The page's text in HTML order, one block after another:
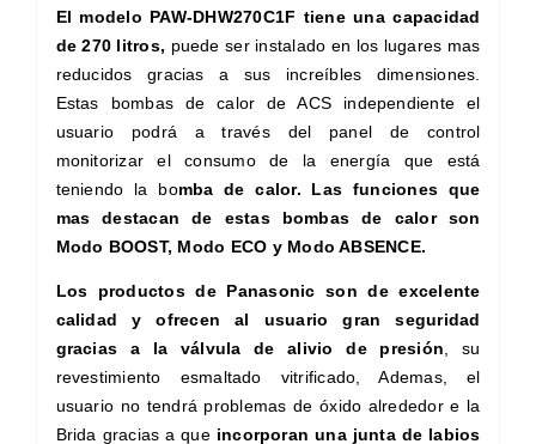
El modelo PAW-DHW270C1F tiene una capacidad
de 270 litros, puede ser instalado en los lugares mas
reducidos gracias a sus increíbles dimensiones.
Estas bombas de calor de ACS independiente el
usuario podrá a través del panel de control
monitorizar el consumo de la energía que está
teniendo la bomba de calor. Las funciones que
mas destacan de estas bombas de calor son
Modo BOOST, Modo ECO y Modo ABSENCE.
Los productos de Panasonic son de excelente
calidad y ofrecen al usuario gran seguridad
gracias a la válvula de alivio de presión , su
revestimiento esmaltado vitrificado, Ademas, el
usuario no tendrá problemas de óxido alrededor e la
Brida gracias a queincorporan una junta de labios